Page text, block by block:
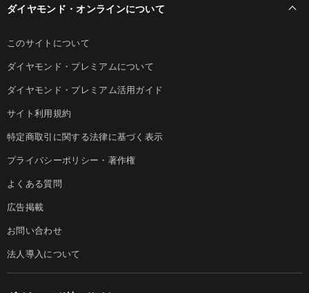
ダイヤモンド・オンラインについて
このサイトについて
ダイヤモンド・プレミアムについて
ダイヤモンド・プレミアム活用ガイド
サイト利用規約
特定商取引に関する法律に基づく表示
プライバシーポリシー・著作権
よくある質問
広告掲載
お問い合わせ
法人導入について